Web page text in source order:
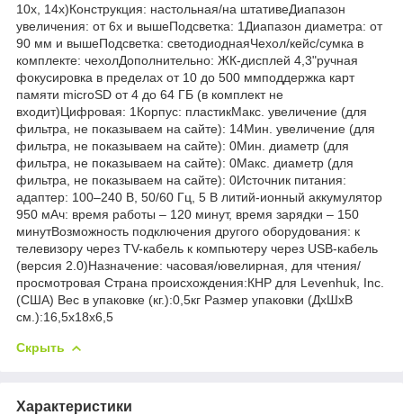
10x, 14x)Конструкция: настольная/на штативеДиапазон
увеличения: от 6х и вышеПодсветка: 1Диапазон диаметра: от
90 мм и вышеПодсветка: светодиоднаяЧехол/кейс/сумка в
комплекте: чехолДополнительно: ЖК-дисплей 4,3"ручная
фокусировка в пределах от 10 до 500 ммподдержка карт
памяти microSD от 4 до 64 ГБ (в комплект не
входит)Цифровая: 1Корпус: пластикМакс. увеличение (для
фильтра, не показываем на сайте): 14Мин. увеличение (для
фильтра, не показываем на сайте): 0Мин. диаметр (для
фильтра, не показываем на сайте): 0Макс. диаметр (для
фильтра, не показываем на сайте): 0Источник питания:
адаптер: 100–240 В, 50/60 Гц, 5 В литий-ионный аккумулятор
950 мАч: время работы – 120 минут, время зарядки – 150
минутВозможность подключения другого оборудования: к
телевизору через TV-кабель к компьютеру через USB-кабель
(версия 2.0)Назначение: часовая/ювелирная, для чтения/
просмотровая Страна происхождения:КНР для Levenhuk, Inc.
(США) Вес в упаковке (кг.):0,5кг Размер упаковки (ДхШхВ
см.):16,5x18x6,5
Скрыть
Характеристики